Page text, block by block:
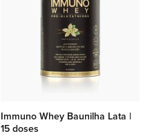
Immuno Whey Baunilha Lata |
15 doses